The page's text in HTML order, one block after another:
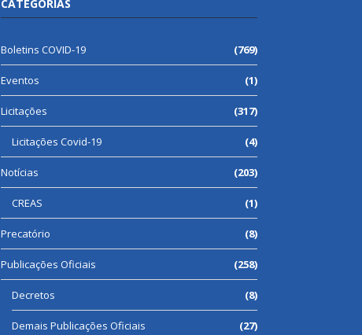
CATEGORIAS
Boletins COVID-19 (769)
Eventos (1)
Licitações (317)
Licitações Covid-19 (4)
Notícias (203)
CREAS (1)
Precatório (8)
Publicações Oficiais (258)
Decretos (8)
Demais Publicações Oficiais (27)